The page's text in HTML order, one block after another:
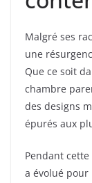
Malgré ses
une
Que ce soit
chambre
des designs
épurés aux
Pendant
a évolué